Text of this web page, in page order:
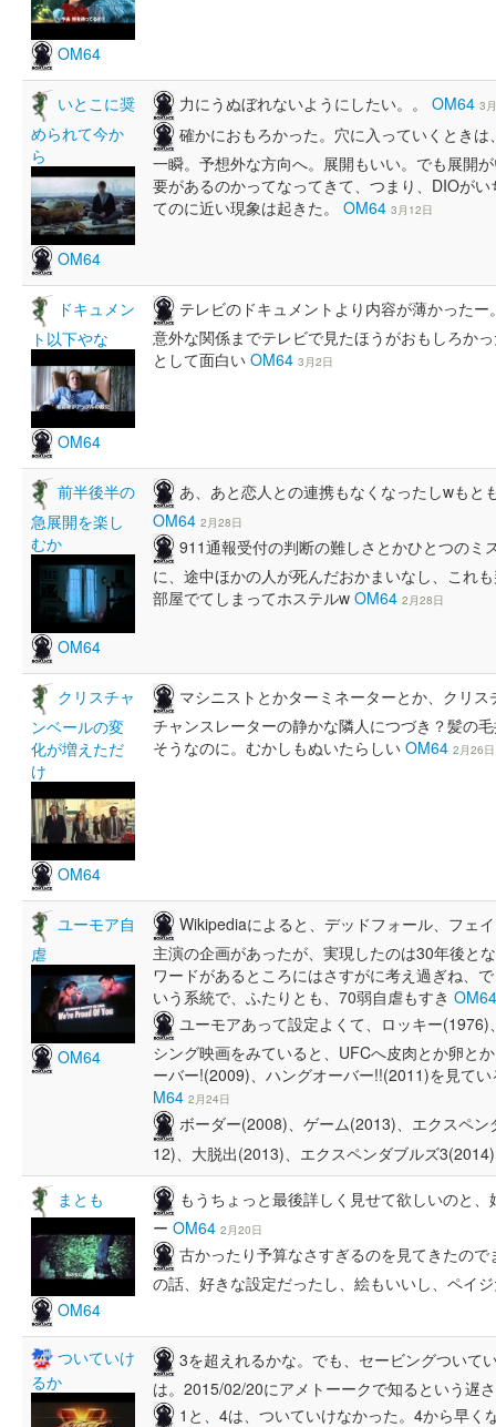
OM64
いとこに奨
められて今か
ら
OM64
力にうぬぼれないようにしたい。。 OM64 3
確かにおもろかった。穴に入っていくとき
一瞬。予想外な方向へ。展開もいい。でも展開
要があるのかってなってきて、つまり、DIOが
てのに近い現象は起きた。 OM64 3月12日
ドキュメン
ト以下やな
OM64
テレビのドキュメントより内容が薄かった
意外な関係までテレビで見たほうがおもしろか
として面白い OM64 3月2日
前半後半の
急展開を楽し
むか
OM64
あ、あと恋人との連携もなくなったしwも
OM64 2月28日
911通報受付の判断の難しさとかひとつのミ
に、途中ほかの人が死んだおかまいなし、これ
部屋でてしまってホステルw OM64 2月28日
クリスチャ
ンベールの変
化が増えただ
け
OM64
マシニストとかターミネーターとか、クリ
チャンスレーターの静かな隣人につづき？髪の
そうなのに。むかしもぬいたらしい OM64 2月26日
ユーモア自
虐
OM64
Wikipediaによると、デッドフォール、フェ
主演の企画があったが、実現したのは30年後と
ワードがあるところにはさすがに考え過ぎね、
いう系統で、ふたりとも、70弱自虐もすき
ユーモアあって設定よくて、ロッキー
シング映画をみていると、UFCへ皮肉とか卵と
ーバー!(2009)、ハングオーバー!!(2011)を見て
M64 2月24日
ボーダー(2008)、ゲーム(2013)、エクスペ
12)、大脱出(2013)、エクスペンダブルズ
まとも
OM64
もうちょっと最後詳しく見せて欲しいのと
ー OM64 2月20日
古かったり予算なさすぎるのを見てきたの
の話、好きな設定だったし、絵もいいし、ペイ
ついていけ
るか
3を超えれるかな。でも、セービングついて
は。2015/02/20にアメトーークで知るという遅
1と、4は、ついていけなかった。4から早